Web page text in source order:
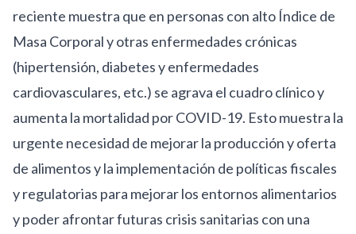
reciente muestra que en personas con alto Índice de
Masa Corporal yotras enfermedades crónicas
(hipertensión, diabetes y enfermedades
cardiovasculares, etc.) se agrava el cuadro clínico y
aumenta la mortalidad por COVID-19. Esto muestra la
urgente necesidad de mejorar la producción y oferta
de alimentos y la implementación de políticas fiscales
y regulatorias para mejorar los entornos alimentarios
y poder afrontar futuras crisis sanitarias con una